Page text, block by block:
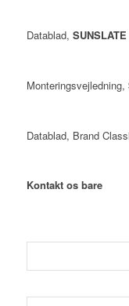
Datablad, SUNSLATE
Monteringsvejledning,
Datablad, Brand
Kontakt os bare